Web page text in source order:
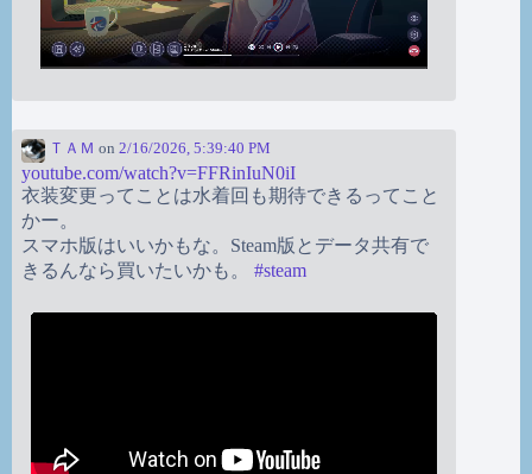
ＴＡＭ on 2/16/2026, 5:39:40 PM
youtube.com/watch?v=FFRinIuN0iI
衣装変更ってことは水着回も期待できるってこと
かー。
スマホ版はいいかもな。Steam版とデータ共有で
きるんなら買いたいかも。 #steam